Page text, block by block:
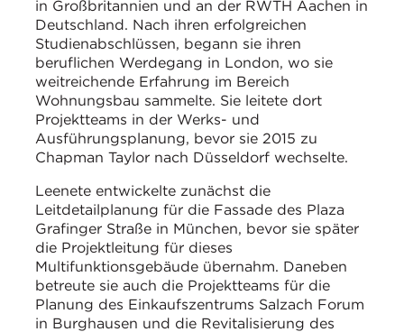
in Großbritannien und an der RWTH Aachen in
Deutschland. Nach ihren erfolgreichen
Studienabschlüssen, begann sie ihren
beruflichen Werdegang in London, wo sie
weitreichende Erfahrung im Bereich
Wohnungsbau sammelte. Sie leitete dort
Projektteams in der Werks- und
Ausführungsplanung, bevor sie 2015 zu
Chapman Taylor nach Düsseldorf wechselte.
Leenete entwickelte zunächst die
Leitdetailplanung für die Fassade des Plaza
Grafinger Straße in München, bevor sie später
die Projektleitung für dieses
Multifunktionsgebäude übernahm. Daneben
betreute sie auch die Projektteams für die
Planung des Einkaufszentrums Salzach Forum
in Burghausen und die Revitalisierung des